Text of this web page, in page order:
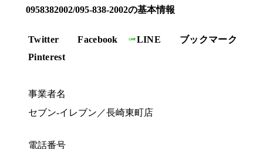
0958382002/095-838-2002の基本情報
Twitter Facebook LINE
ブックマーク
Pinterest
事業者名
セブン‐イレブン／長崎東町店
電話番号